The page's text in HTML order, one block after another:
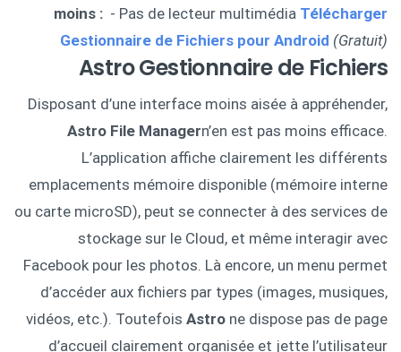
moins : - Pas de lecteur multimédia Télécharger
Gestionnaire de Fichiers pour Android (Gratuit)
Astro Gestionnaire de Fichiers
Disposant d’une interface moins aisée à appréhender,
Astro File Managern’en est pas moins efficace.
L’application affiche clairement les différents
emplacements mémoire disponible (mémoire interne
ou carte microSD), peut se connecter à des services de
stockage sur le Cloud, et même interagir avec
Facebook pour les photos. Là encore, un menu permet
d’accéder aux fichiers par types (images, musiques,
vidéos, etc.). Toutefois Astro ne dispose pas de page
d’accueil clairement organisée et jette l’utilisateur